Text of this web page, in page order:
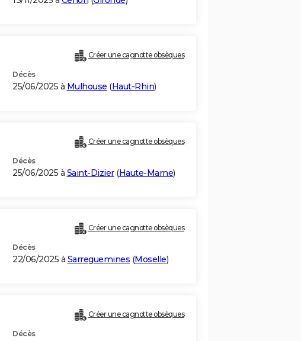
Créer une cagnotte obsèques
Décès
25/06/2025 à Mulhouse (Haut-Rhin)
Créer une cagnotte obsèques
Décès
25/06/2025 à Saint-Dizier(Haute-Marne)
Créer une cagnotte obsèques
Décès
22/06/2025 à Sarreguemines (Moselle)
Créer une cagnotte obsèques
Décès